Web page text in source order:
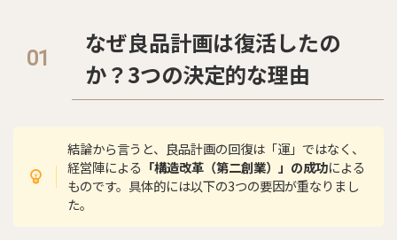
なぜ良品計画は復活したの
か？3つの決定的な理由
結論から言うと、良品計画の回復は「運」ではなく、
経営陣による 「構造改革（第二創業）」の成功による
ものです。具体的には以下の3つの要因が重なりまし
た。